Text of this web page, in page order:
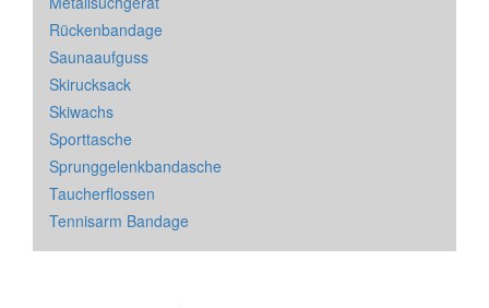
Rückenbandage
Saunaaufguss
Skirucksack
Skiwachs
Sporttasche
Sprunggelenkbandasche
Taucherflossen
Tennisarm Bandage